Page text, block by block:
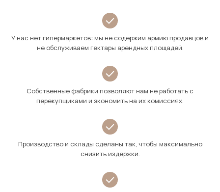
У нас нет гипермаркетов: мы не содержим армию продавцов и
не обслуживаем гектары арендных площадей.
Собственные фабрики позволяют нам не работать с
перекупщиками и экономить на их комиссиях.
Производство и склады сделаны так, чтобы максимально
снизить издержки.